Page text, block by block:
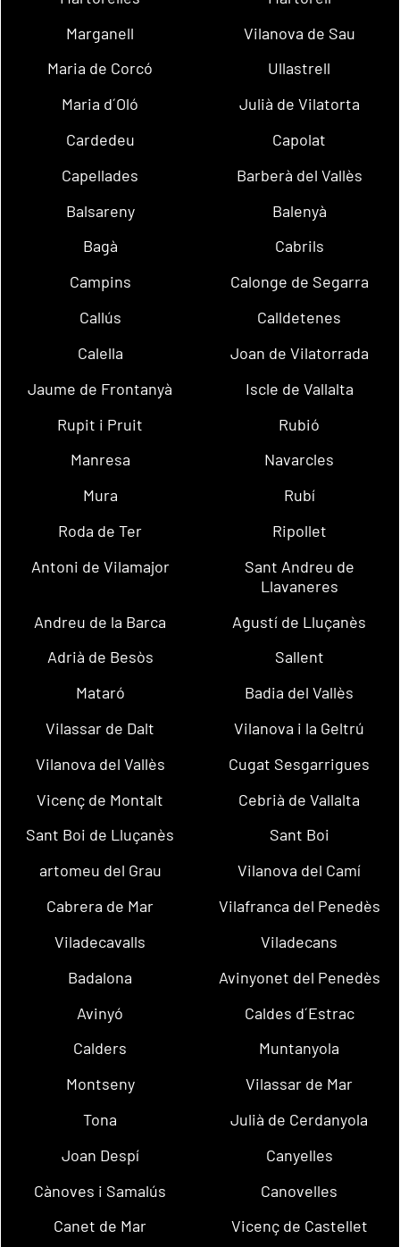
Marganell
Vilanova de Sau
Maria de Corcó
Ullastrell
Maria d´Oló
Julià de Vilatorta
Cardedeu
Capolat
Capellades
Barberà del Vallès
Balsareny
Balenyà
Bagà
Cabrils
Campins
Calonge de Segarra
Callús
Calldetenes
Calella
Joan de Vilatorrada
Jaume de Frontanyà
Iscle de Vallalta
Rupit i Pruit
Rubió
Manresa
Navarcles
Mura
Rubí
Roda de Ter
Ripollet
Antoni de Vilamajor
Sant Andreu de
Llavaneres
Andreu de la Barca
Agustí de Lluçanès
Adrià de Besòs
Sallent
Mataró
Badia del Vallès
Vilassar de Dalt
Vilanova i la Geltrú
Vilanova del Vallès
Cugat Sesgarrigues
Vicenç de Montalt
Cebrià de Vallalta
Sant Boi de Lluçanès
Sant Boi
artomeu del Grau
Vilanova del Camí
Cabrera de Mar
Vilafranca del Penedès
Viladecavalls
Viladecans
Badalona
Avinyonet del Penedès
Avinyó
Caldes d´Estrac
Calders
Muntanyola
Montseny
Vilassar de Mar
Tona
Julià de Cerdanyola
Joan Despí
Canyelles
Cànoves i Samalús
Canovelles
Canet de Mar
Vicenç de Castellet